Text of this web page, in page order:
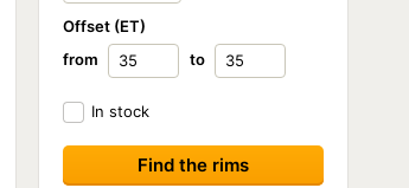
Offset (ET)
from
to
In stock